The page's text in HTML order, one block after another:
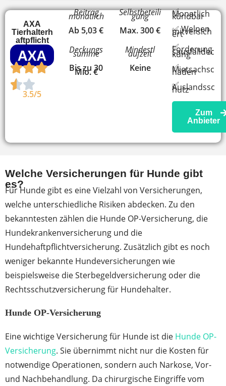
AXA
Tierhalterh
aftpflicht
3.5/5
Beitrag
monatlich
Ab 5,03 €
Deckungs
summe
Bis zu 30
Mio. €
Selbstbeteili
gung
Max. 300 €
Mindestl
aufzeit
Keine
✅
Monatlich
kündbar
✅ Welpen
mitversich
ert
✅
Forderung
sausfalldec
kung
✅
Mietsachsc
häden
✅
Auslandssc
hutz
Zum
Anbieter
Welche Versicherungen für Hunde gibt
es?
Für Hunde gibt es eine Vielzahl von Versicherungen,
welche unterschiedliche Risiken abdecken. Zu den
bekanntesten zählen die Hunde OP-Versicherung, die
Hundekrankenversicherung und die
Hundehaftpflichtversicherung. Zusätzlich gibt es noch
weniger bekannte Hundeversicherungen wie
beispielsweise die Sterbegeldversicherung oder die
Rechtsschutzversicherung für Hundehalter.
Hunde OP-Versicherung
Eine wichtige Versicherung für Hunde ist die Hunde OP-
Versicherung. Sie übernimmt nicht nur die Kosten für
notwendige Operationen, sondern auch Narkose, Vor-
und Nachbehandlung. Da chirurgische Eingriffe vom